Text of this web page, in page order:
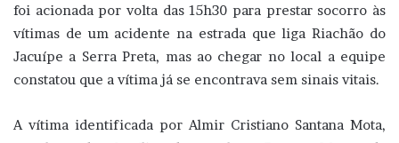
foi acionada por volta das 15h30 para prestar socorro às
vítimas de um acidente na estrada que liga Riachão do
Jacuípe a Serra Preta, mas ao chegar no local a equipe
constatou que a vítima já se encontrava sem sinais vitais.
A vítima identificada por Almir Cristiano Santana Mota,